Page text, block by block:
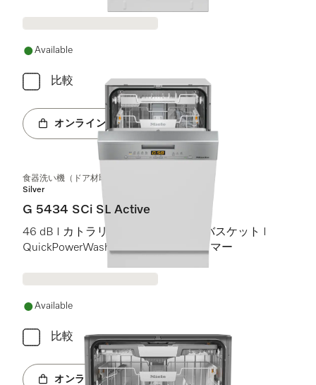
Available
比較
オンラインショップへ
食器洗い機（ドア材取付専用タイプ、45 cm）
Silver
G 5434 SCi SL Active
46 dB I カトラリートレイ I Comfortバスケット I
QuickPowerWash I スタート予約タイマー
Available
比較
オンラインショップへ